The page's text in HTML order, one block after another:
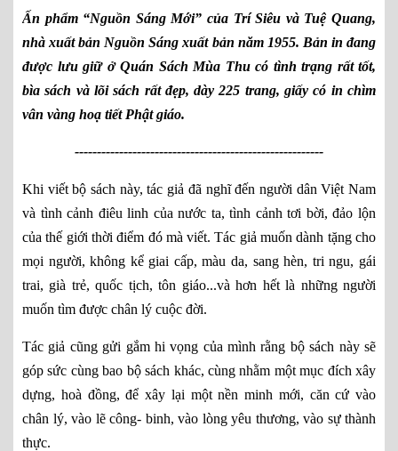
Ấn phẩm “Nguồn Sáng Mới” của Trí Siêu và Tuệ Quang,
nhà xuất bản Nguồn Sáng xuất bản năm 1955. Bản in đang
được lưu giữ ở Quán Sách Mùa Thu có tình trạng rất tốt,
bìa sách và lõi sách rất đẹp, dày 225 trang, giấy có in chìm
vân vàng hoạ tiết Phật giáo.
--------------------------------------------------------
Khi viết bộ sách này, tác giả đã nghĩ đến người dân Việt Nam
và tình cảnh điêu linh của nước ta, tình cảnh tơi bời, đảo lộn
của thế giới thời điểm đó mà viết. Tác giả muốn dành tặng cho
mọi người, không kể giai cấp, màu da, sang hèn, tri ngu, gái
trai, già trẻ, quốc tịch, tôn giáo...và hơn hết là những người
muốn tìm được chân lý cuộc đời.
Tác giả cũng gửi gắm hi vọng của mình rằng bộ sách này sẽ
góp sức cùng bao bộ sách khác, cùng nhằm một mục đích xây
dựng, hoà đồng, để xây lại một nền minh mới, căn cứ vào
chân lý, vào lẽ công- binh, vào lòng yêu thương, vào sự thành
thực.